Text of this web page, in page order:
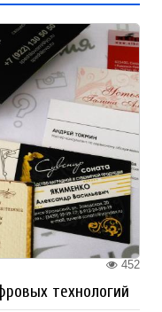
452
технологий